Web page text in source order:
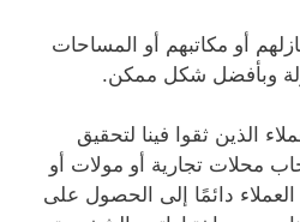
أو مكاتبهم أو المساحات
وبأفضل شكل ممكن.
الذين ثقوا فينا لتحقيق
محلات تجارية أو مولات أو
دائمًا إلى الحصول على